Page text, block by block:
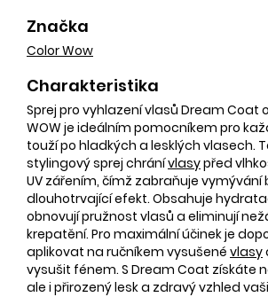
Značka
Color Wow
Charakteristika
Sprej pro vyhlazení vlasů Dream Coat
WOW je ideálním pomocníkem pro
touží po hladkých a lesklých vlasech.
stylingový sprej chránívlasypřed
UV zářením, čímž zabraňuje vymývání
dlouhotrvající efekt. Obsahuje
obnovují pružnost vlasů a eliminují
krepatění. Pro maximální účinek je
aplikovat na ručníkem vysušené vlasy
vysušit fénem. S Dream Coat získáte
ale i přirozený lesk a zdravý vzhled